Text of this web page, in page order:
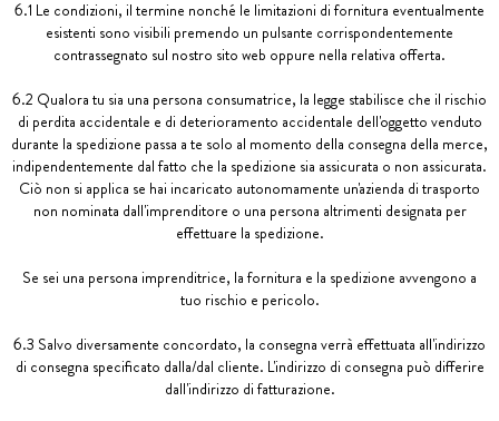
6.1 Le condizioni, il termine nonché le limitazioni di fornitura eventualmente
esistenti sono visibili premendo un pulsante corrispondentemente
contrassegnato sul nostro sito web oppure nella relativa offerta.
6.2 Qualora tu sia una persona consumatrice, la legge stabilisce che il rischio
di perdita accidentale e di deterioramento accidentale dell'oggetto venduto
durante la spedizione passa a te solo al momento della consegna della merce,
indipendentemente dal fatto che la spedizione sia assicurata o non assicurata.
Ciò non si applica se hai incaricato autonomamente un'azienda di trasporto
non nominata dall'imprenditore o una persona altrimenti designata per
effettuare la spedizione.
Se sei una persona imprenditrice, la fornitura e la spedizione avvengono a
tuo rischio e pericolo.
6.3 Salvo diversamente concordato, la consegna verrà effettuata all'indirizzo
di consegna specificato dalla/dal cliente. L'indirizzo di consegna può differire
dall'indirizzo di fatturazione.